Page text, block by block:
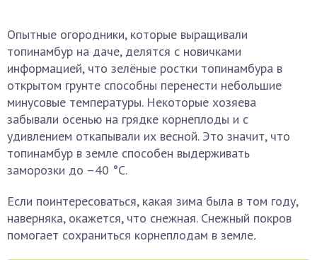
Опытные огородники, которые выращивали
топинамбур на даче, делятся с новичками
информацией, что зелёные ростки топинамбура в
открытом грунте способны перенести небольшие
минусовые температуры. Некоторые хозяева
забывали осенью на грядке корнеплоды и с
удивлением откапывали их весной. Это значит, что
топинамбур в земле способен выдерживать
заморозки до –40 °C.
Если поинтересоваться, какая зима была в том году,
наверняка, окажется, что снежная. Снежный покров
помогает сохраниться корнеплодам в земле.